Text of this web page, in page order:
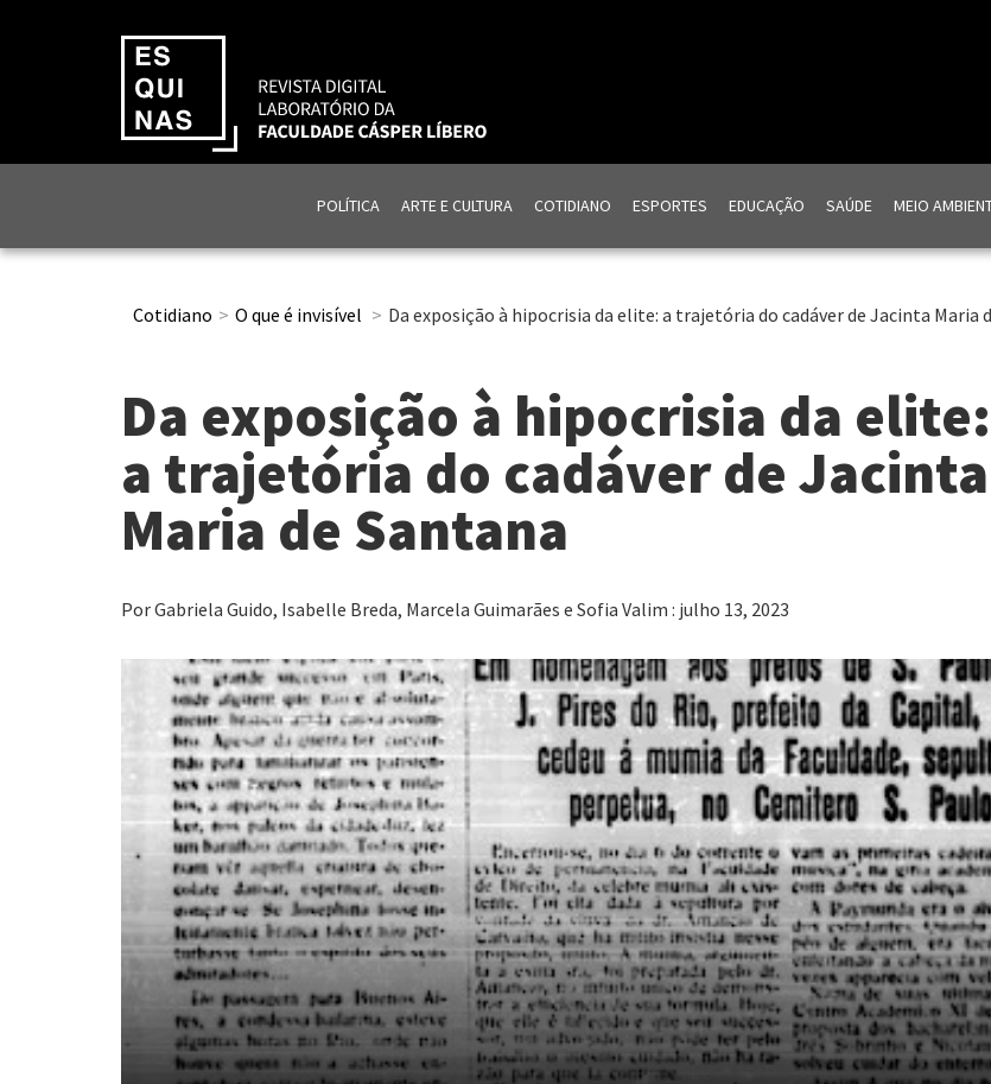
POLÍTICA ARTE E CULTURA COTIDIANO ESPORTES EDUCAÇÃO SAÚDE MEIO
Cotidiano O que é invisível Da exposição à hipocrisia da elite: a trajetória do cadáver de Jacinta Maria
Da exposição à hipocrisia da elite:
a trajetória do cadáver de Jacinta
Maria de Santana
Por Gabriela Guido, Isabelle Breda, Marcela Guimarães e Sofia Valim : julho 13, 2023